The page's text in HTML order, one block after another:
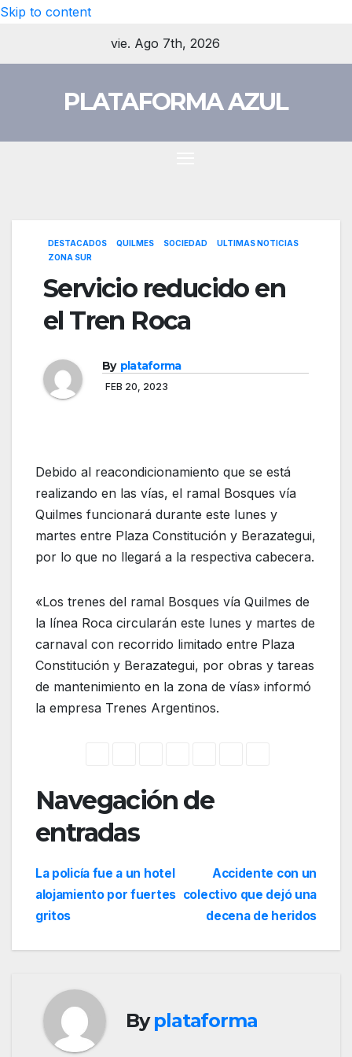
Skip to content
vie. Ago 7th, 2026
PLATAFORMA AZUL
DESTACADOS QUILMES SOCIEDAD
ULTIMAS NOTICIAS
ZONA SUR
Servicio reducido en
el Tren Roca
By plataforma
FEB 20, 2023
Debido al reacondicionamiento que se está
realizando en las vías, el ramal Bosques vía
Quilmes funcionará durante este lunes y
martes entre Plaza Constitución y Berazategui,
por lo que no llegará a la respectiva cabecera.
«Los trenes del ramal Bosques vía Quilmes de
la línea Roca circularán este lunes y martes de
carnaval con recorrido limitado entre Plaza
Constitución y Berazategui, por obras y tareas
de mantenimiento en la zona de vías» informó
la empresa Trenes Argentinos.
Navegación de
entradas
Accidente con un
colectivo que dejó una
decena de heridos
La policía fue a un hotel
alojamiento por fuertes
gritos
Byplataforma